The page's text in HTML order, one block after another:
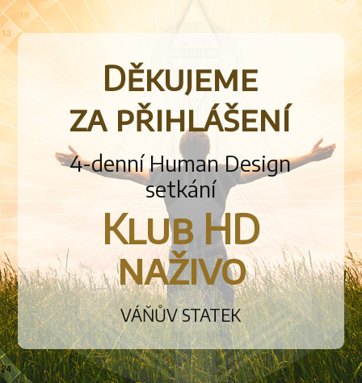
Děkujeme
za přihlášení
4-denní Human Design
setkání
Klub HD
naživo
VÁŇŮV STATEK